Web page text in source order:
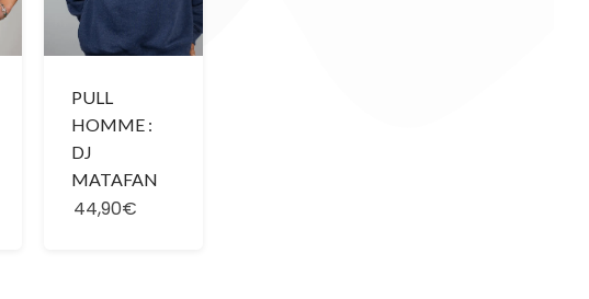
PULL
HOMME :
DJ
MATAFAN
44,90€